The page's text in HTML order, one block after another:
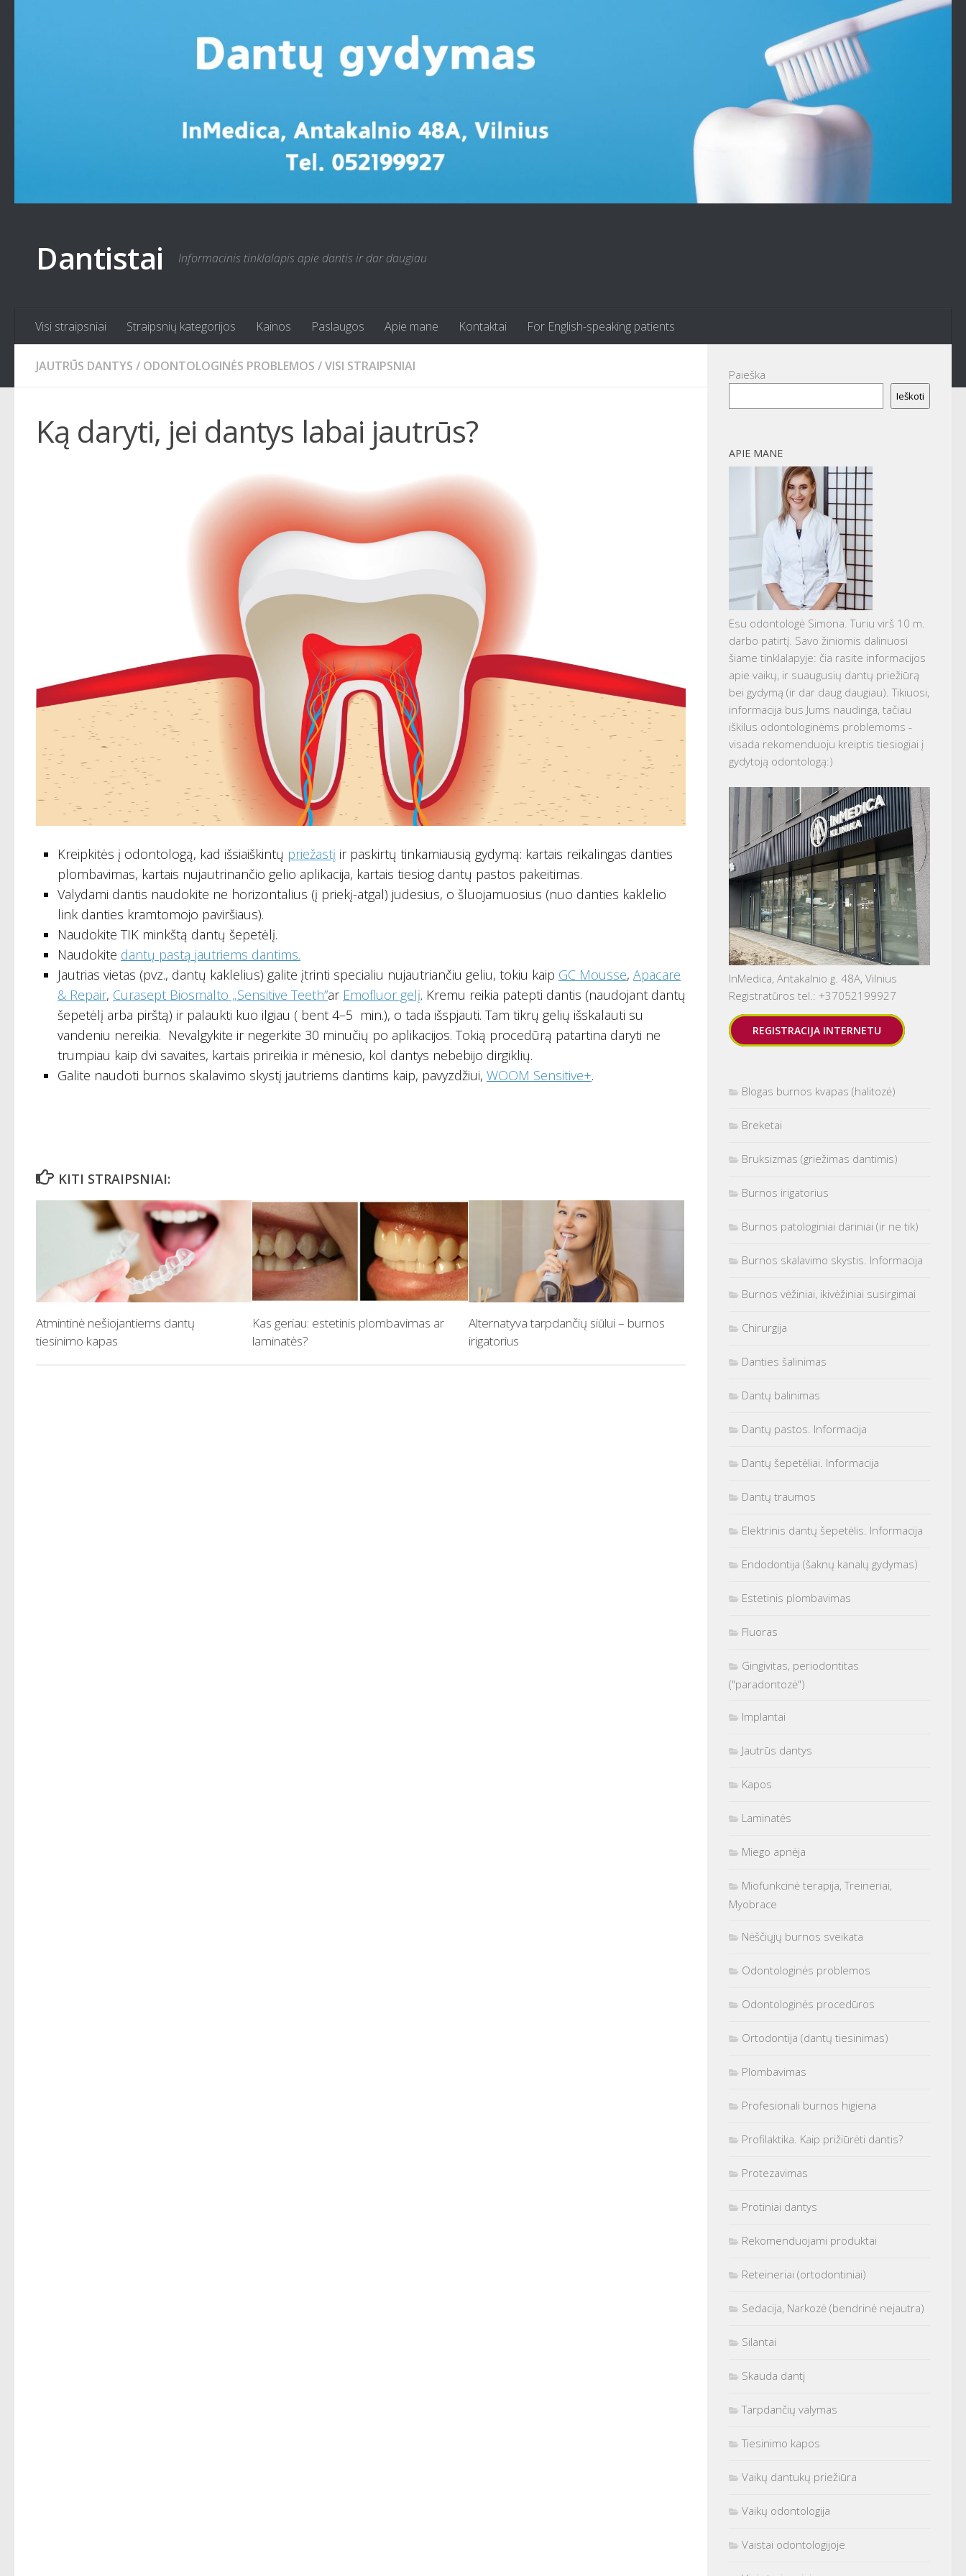
Dantistai Informacinis tinklalapis apie dantis ir dar daugiau
Visi straipsniai Straipsnių kategorijos Kainos Paslaugos Apie mane Kontaktai For English-speaking patients
JAUTRŪS DANTYS / ODONTOLOGINĖS PROBLEMOS /VISI STRAIPSNIAI
Ką daryti, jei dantys labai jautrūs?
Kreipkitės į odontologą, kad išsiaiškintų priežastį ir paskirtų tinkamiausią gydymą: kartais reikalingas danties
plombavimas, kartais nujautrinančio gelio aplikacija, kartais tiesiog dantų pastos pakeitimas.
Valydami dantis naudokite ne horizontalius (į priekį-atgal) judesius, o šluojamuosius (nuo danties kaklelio
link danties kramtomojo paviršiaus).
Naudokite TIK minkštą dantų šepetėlį.
Naudokite dantų pastą jautriems dantims.
Jautrias vietas (pvz., dantų kaklelius) galite įtrinti specialiu nujautriančiu geliu, tokiu kaip GC Mousse, Apacare
& Repair, Curasept Biosmalto „Sensitive Teeth”ar Emofluor gelį. Kremu reikia patepti dantis (naudojant dantų
šepetėlį arba pirštą) ir palaukti kuo ilgiau ( bent 4–5 min.), o tada išspjauti. Tam tikrų gelių išskalauti su
vandeniu nereikia. Nevalgykite ir negerkite 30 minučių po aplikacijos. Tokią procedūrą patartina daryti ne
trumpiau kaip dvi savaites, kartais prireikia ir mėnesio, kol dantys nebebijo dirgiklių.
Galite naudoti burnos skalavimo skystį jautriems dantims kaip, pavyzdžiui, WOOM Sensitive+.
KITI STRAIPSNIAI:
Atmintinė nešiojantiems dantų
tiesinimo kapas
Kas geriau: estetinis plombavimas ar
laminatės?
Alternatyva tarpdančių siūlui – burnos
irigatorius
Paieška
Ieškoti
APIE MANE
Esu odontologė Simona. Turiu virš 10 m.
darbo patirtį. Savo žiniomis dalinuosi
šiame tinklalapyje: čia rasite informacijos
apie vaikų, ir suaugusių dantų priežiūrą
bei gydymą (ir dar daug daugiau). Tikiuosi,
informacija bus Jums naudinga, tačiau
iškilus odontologinėms problemoms -
visada rekomenduoju kreiptis tiesiogiai į
gydytoją odontologą:)
InMedica, Antakalnio g. 48A, Vilnius
Registratūros tel.: +37052199927
REGISTRACIJA INTERNETU
Blogas burnos kvapas (halitozė)
Breketai
Bruksizmas (griežimas dantimis)
Burnos irigatorius
Burnos patologiniai dariniai (ir ne tik)
Burnos skalavimo skystis. Informacija
Burnos vėžiniai, ikivėžiniai susirgimai
Chirurgija
Danties šalinimas
Dantų balinimas
Dantų pastos. Informacija
Dantų šepetėliai. Informacija
Dantų traumos
Elektrinis dantų šepetėlis. Informacija
Endodontija (šaknų kanalų gydymas)
Estetinis plombavimas
Fluoras
Gingivitas, periodontitas
("paradontozė")
Implantai
Jautrūs dantys
Kapos
Laminatės
Miego apnėja
Miofunkcinė terapija, Treineriai,
Myobrace
Nėščiųjų burnos sveikata
Odontologinės problemos
Odontologinės procedūros
Ortodontija (dantų tiesinimas)
Plombavimas
Profesionali burnos higiena
Profilaktika. Kaip prižiūrėti dantis?
Protezavimas
Protiniai dantys
Rekomenduojami produktai
Reteineriai (ortodontiniai)
Sedacija, Narkozė (bendrinė nejautra)
Silantai
Skauda dantį
Tarpdančių valymas
Tiesinimo kapos
Vaikų dantukų priežiūra
Vaikų odontologija
Vaistai odontologijoje